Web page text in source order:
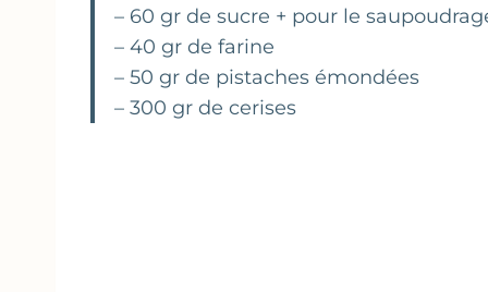
– 60 gr de sucre + pour le
– 40 gr de farine
– 50 gr de pistaches émondées
– 300 gr de cerises